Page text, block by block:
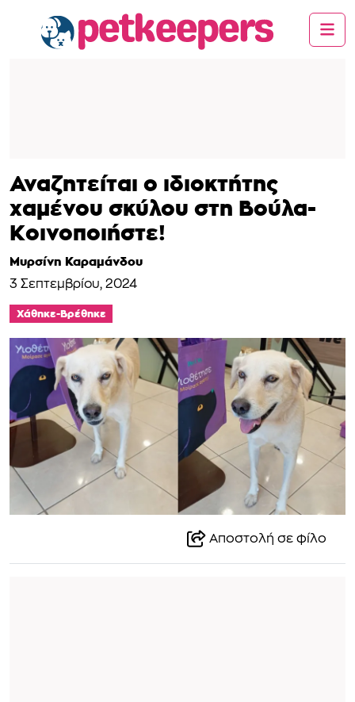
Αναζητείται ο ιδιοκτήτης
χαμένου σκύλου στη Βούλα-
Κοινοποιήστε!
Μυρσίνη Καραμάνδου
3 Σεπτεμβρίου, 2024
Χάθηκε-Βρέθηκε
Αποστολή σε φίλο